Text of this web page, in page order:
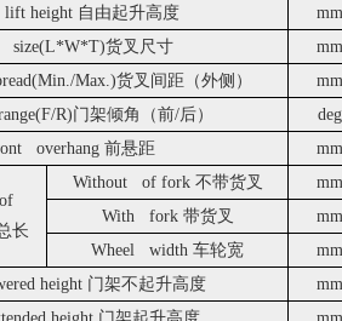
height 自由起升高度
mm
size(L*W*T)货叉尺寸
mm
Max.)货叉间距（外侧）
mm
R)门架倾角（前/后）
deg
overhang 前悬距
mm
Without of fork 不带货叉
mm
With fork 带货叉
mm
Wheel width 车轮宽
mm
height 门架不起升高度
mm